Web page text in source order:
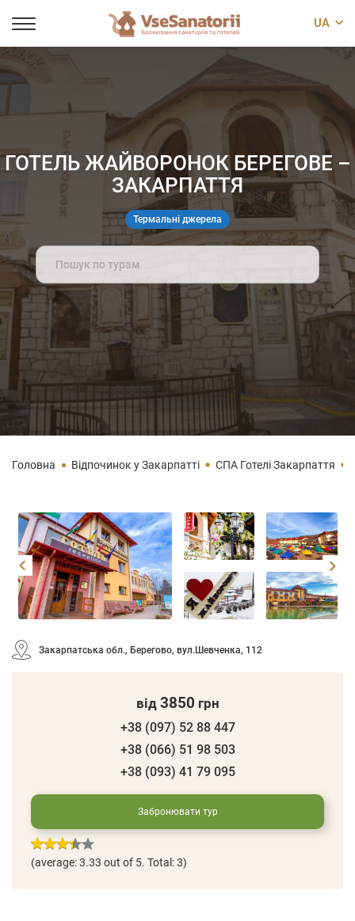
UA
ГОТЕЛЬ ЖАЙВОРОНОК БЕРЕГОВЕ –
ЗАКАРПАТТЯ
Термальні джерела
Search
for:
Головна Відпочинок у Закарпатті СПА Готелі Закарпаття
Закарпатська обл., Берегово, вул.Шевченка, 112
від 3850 грн
+38 (097) 52 88 447
+38 (066) 51 98 503
+38 (093) 41 79 095
Забронювати тур
(average:3.33 out of 5. Total: 3)